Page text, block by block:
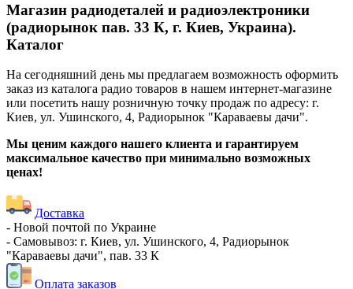
Магазин радиодеталей и радиоэлектроники
(радиорынок пав. 33 К, г. Киев, Украина).
Каталог
На сегодняшний день мы предлагаем возможность оформить
заказ из каталога радио товаров в нашем интернет-магазине
или посетить нашу розничную точку продаж по адресу: г.
Киев, ул. Ушинского, 4, Радиорынок "Караваевы дачи".
Мы ценим каждого нашего клиента и гарантируем
максимальное качество при минимально возможных
ценах!
Доставка
- Новой почтой по Украине
- Самовывоз: г. Киев, ул. Ушинского, 4, Радиорынок
"Караваевы дачи", пав. 33 К
Оплата заказов